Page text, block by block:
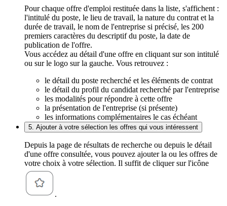
Pour chaque offre d'emploi restituée dans la liste, s'affichent :
l'intitulé du poste, le lieu de travail, la nature du contrat et la
durée de travail, le nom de l'entreprise si précisé, les 200
premiers caractères du descriptif du poste, la date de
publication de l'offre.
Vous accédez au détail d'une offre en cliquant sur son intitulé
ou sur le logo sur la gauche. Vous retrouvez :
le détail du poste recherché et les éléments de contrat
le détail du profil du candidat recherché par l'entreprise
les modalités pour répondre à cette offre
la présentation de l'entreprise (si présente)
les informations complémentaires le cas échéant
5. Ajouter à votre sélection les offres qui vous intéressent
Depuis la page de résultats de recherche ou depuis le détail
d'une offre consultée, vous pouvez ajouter la ou les offres de
votre choix à votre sélection. Il suffit de cliquer sur l'icône
.